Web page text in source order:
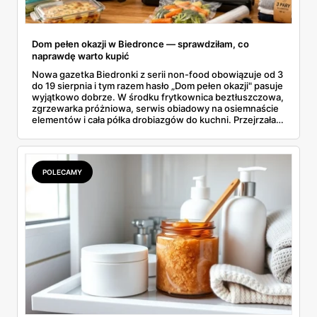
Dom pełen okazji w Biedronce — sprawdziłam, co
naprawdę warto kupić
Nowa gazetka Biedronki z serii non-food obowiązuje od 3
do 19 sierpnia i tym razem hasło „Dom pełen okazji" pasuje
wyjątkowo dobrze. W środku frytkownica beztłuszczowa,
zgrzewarka próżniowa, serwis obiadowy na osiemnaście
elementów i cała półka drobiazgów do kuchni. Przejrzałam
się przy półce z samego rana.
POLECAMY